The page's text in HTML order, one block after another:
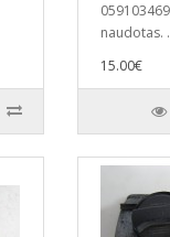
naudotas.
15.00€